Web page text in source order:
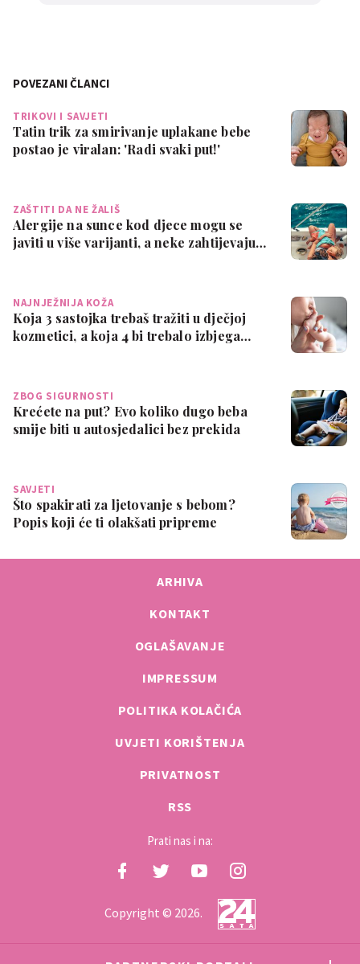
POVEZANI ČLANCI
TRIKOVI I SAVJETI
Tatin trik za smirivanje uplakane bebe
postao je viralan: 'Radi svaki put!'
ZAŠTITI DA NE ŽALIŠ
Alergije na sunce kod djece mogu se
javiti u više varijanti, a neke zahtijevaju…
NAJNJEŽNIJA KOŽA
Koja 3 sastojka trebaš tražiti u dječjoj
kozmetici, a koja 4 bi trebalo izbjega…
ZBOG SIGURNOSTI
Krećete na put? Evo koliko dugo beba
smije biti u autosjedalici bez prekida
SAVJETI
Što spakirati za ljetovanje s bebom?
Popis koji će ti olakšati pripreme
ARHIVA
KONTAKT
OGLAŠAVANJE
IMPRESSUM
POLITIKA KOLAČIĆA
UVJETI KORIŠTENJA
PRIVATNOST
RSS
Prati nas i na:
Copyright © 2026.